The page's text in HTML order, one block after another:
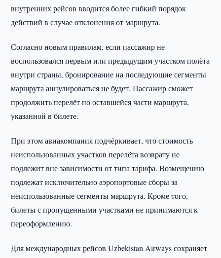
внутренних рейсов вводится более гибкий порядок
действий в случае отклонения от маршрута.
Согласно новым правилам, если пассажир не
воспользовался первым или предыдущим участком полёта
внутри страны, бронирование на последующие сегменты
маршрута аннулироваться не будет. Пассажир сможет
продолжить перелёт по оставшейся части маршрута,
указанной в билете.
При этом авиакомпания подчёркивает, что стоимость
неиспользованных участков перелёта возврату не
подлежит вне зависимости от типа тарифа. Возмещению
подлежат исключительно аэропортовые сборы за
неиспользованные сегменты маршрута. Кроме того,
билеты с пропущенными участками не принимаются к
переоформлению.
Для международных рейсов Uzbekistan Airways сохраняет